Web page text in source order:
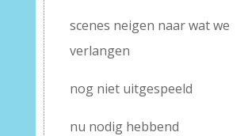
scenes neigen naar wat we
verlangen
nog niet uitgespeeld
nu nodig hebbend